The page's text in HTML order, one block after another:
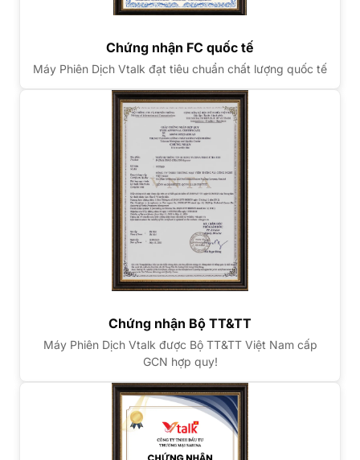
Chứng nhận FC quốc tế
Máy Phiên Dịch Vtalk đạt tiêu chuẩn chất lượng quốc tế
Chứng nhận Bộ TT&TT
Máy Phiên Dịch Vtalk được Bộ TT&TT Việt Nam cấp
GCN hợp quy!